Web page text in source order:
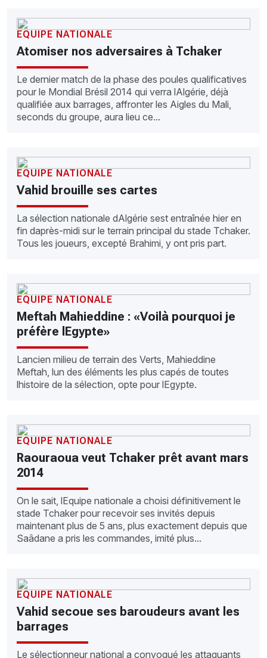
EQUIPE NATIONALE
Atomiser nos adversaires à Tchaker
Le dernier match de la phase des poules qualificatives
pour le Mondial Brésil 2014 qui verra lAlgérie, déjà
qualifiée aux barrages, affronter les Aigles du Mali,
seconds du groupe, aura lieu ce...
EQUIPE NATIONALE
Vahid brouille ses cartes
La sélection nationale dAlgérie sest entraînée hier en
fin daprès-midi sur le terrain principal du stade Tchaker.
Tous les joueurs, excepté Brahimi, y ont pris part.
EQUIPE NATIONALE
Meftah Mahieddine : «Voilà pourquoi je
préfère lEgypte»
Lancien milieu de terrain des Verts, Mahieddine
Meftah, lun des éléments les plus capés de toutes
lhistoire de la sélection, opte pour lEgypte.
EQUIPE NATIONALE
Raouraoua veut Tchaker prêt avant mars
2014
On le sait, lEquipe nationale a choisi définitivement le
stade Tchaker pour recevoir ses invités depuis
maintenant plus de 5 ans, plus exactement depuis que
Saâdane a pris les commandes, imité plus...
EQUIPE NATIONALE
Vahid secoue ses baroudeurs avant les
barrages
Le sélectionneur national a convoqué les attaquants